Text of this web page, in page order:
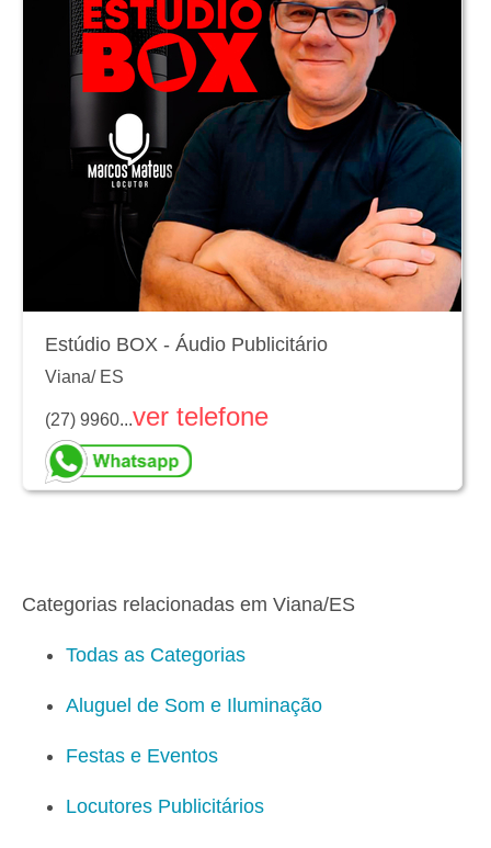
Estúdio BOX - Áudio Publicitário
Viana/ ES
(27) 9960...ver telefone
Categorias relacionadas em Viana/ES
Todas as Categorias
Aluguel de Som e Iluminação
Festas e Eventos
Locutores Publicitários